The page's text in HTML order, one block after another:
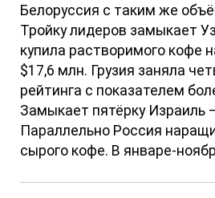
Белоруссия с таким же
Тройку лидеров замыкает
купила растворимого кофе
$17,6 млн. Грузия заняла
рейтинга с показателем
Замыкает пятёрку Израиль
Параллельно Россия
сырого кофе. В январе-